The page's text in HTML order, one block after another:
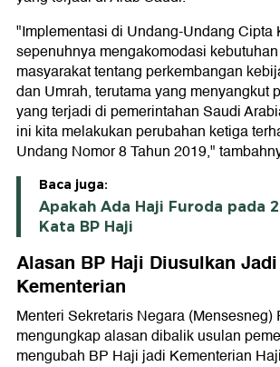
"Implementasi di Undang-Undang Cipta
sepenuhnya mengakomodasi
masyarakat tentang perkembangan
dan Umrah, terutama yang menyangkut
yang terjadi di pemerintahan Saudi
ini kita melakukan perubahan ketiga
Undang Nomor 8 Tahun 2019,"
Baca juga:
Apakah Ada Haji Furoda pada
Kata BP Haji
Alasan BP Haji Diusulkan Jadi
Kementerian
Menteri Sekretaris Negara (Mensesneg)
mengungkap alasan dibalik usulan
mengubah BP Haji jadi Kementerian